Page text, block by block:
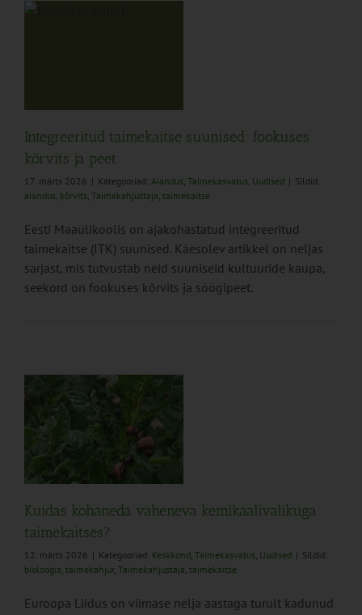
Integreeritud taimekaitse suunised: fookuses
kõrvits ja peet
17. märts 2026 | Kategooriad: Aiandus, Taimekasvatus, Uudised | Sildid:
aiandus, kõrvits, Taimekahjustaja, taimekaitse
Eesti Maaülikoolis on ajakohastatud integreeritud
taimekaitse (ITK) suunised. Käesolev artikkel on neljas
sarjast, mis tutvustab neid suuniseid kultuuride kaupa,
seekord on fookuses kõrvits ja söögipeet.
Kuidas kohaneda väheneva kemikaalivalikuga
taimekaitses?
12. märts 2026 | Kategooriad: Keskkond, Taimekasvatus, Uudised | Sildid:
bioloogia, taimekahjur, Taimekahjustaja, taimekaitse
Euroopa Liidus on viimase nelja aastaga turult kadunud